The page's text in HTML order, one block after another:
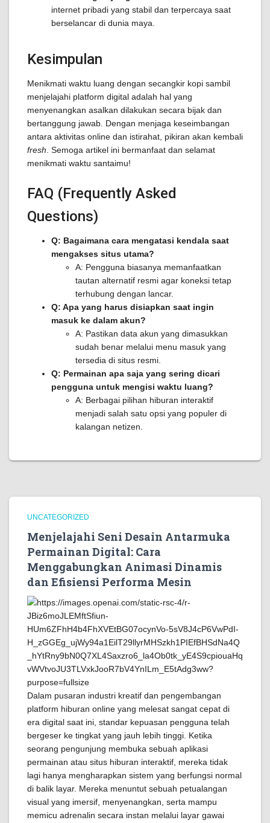
internet pribadi yang stabil dan terpercaya saat
berselancar di dunia maya.
Kesimpulan
Menikmati waktu luang dengan secangkir kopi sambil
menjelajahi platform digital adalah hal yang
menyenangkan asalkan dilakukan secara bijak dan
bertanggung jawab. Dengan menjaga keseimbangan
antara aktivitas online dan istirahat, pikiran akan kembali
fresh . Semoga artikel ini bermanfaat dan selamat
menikmati waktu santaimu!
FAQ (Frequently Asked
Questions)
Q: Bagaimana cara mengatasi kendala saat
mengakses situs utama?
A: Pengguna biasanya memanfaatkan
tautan alternatif resmi agar koneksi tetap
terhubung dengan lancar.
Q: Apa yang harus disiapkan saat ingin
masuk ke dalam akun?
A: Pastikan data akun yang dimasukkan
sudah benar melalui menu masuk yang
tersedia di situs resmi.
Q: Permainan apa saja yang sering dicari
pengguna untuk mengisi waktu luang?
A: Berbagai pilihan hiburan interaktif
menjadi salah satu opsi yang populer di
kalangan netizen.
UNCATEGORIZED
Menjelajahi Seni Desain Antarmuka
Permainan Digital: Cara
Menggabungkan Animasi Dinamis
dan Efisiensi Performa Mesin
Dalam pusaran industri kreatif dan pengembangan
platform hiburan online yang melesat sangat cepat di
era digital saat ini, standar kepuasan pengguna telah
bergeser ke tingkat yang jauh lebih tinggi. Ketika
seorang pengunjung membuka sebuah aplikasi
permainan atau situs hiburan interaktif, mereka tidak
lagi hanya mengharapkan sistem yang berfungsi normal
di balik layar. Mereka menuntut sebuah petualangan
visual yang imersif, menyenangkan, serta mampu
memicu adrenalin secara instan melalui layar gawai